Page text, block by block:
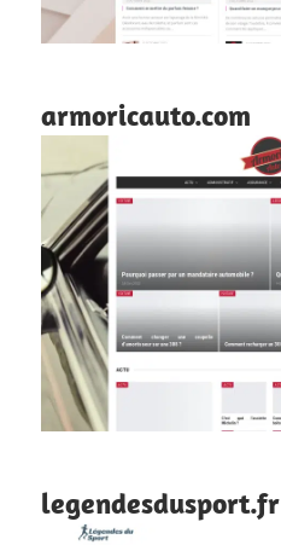
armoricauto.com
legendesdusport.fr